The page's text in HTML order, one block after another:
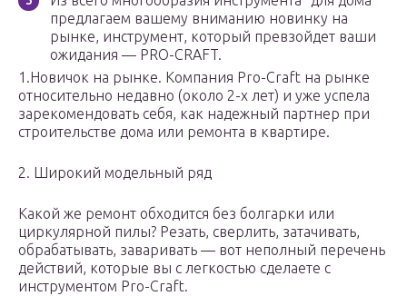
предлагаем вашему вниманию новинку на
рынке, инструмент, который превзойдет ваши
ожидания — PRO-CRAFT.
1.Новичок на рынке. Компания Pro-Craft на рынке
относительно недавно (около 2-х лет) и уже успела
зарекомендовать себя, как надежный партнер при
строительстве дома или ремонта в квартире.
2. Широкий модельный ряд
Какой же ремонт обходится без болгарки или
циркулярной пилы? Резать, сверлить, затачивать,
обрабатывать, заваривать — вот неполный перечень
действий, которые вы с легкостью сделаете с
инструментом Pro-Craft.